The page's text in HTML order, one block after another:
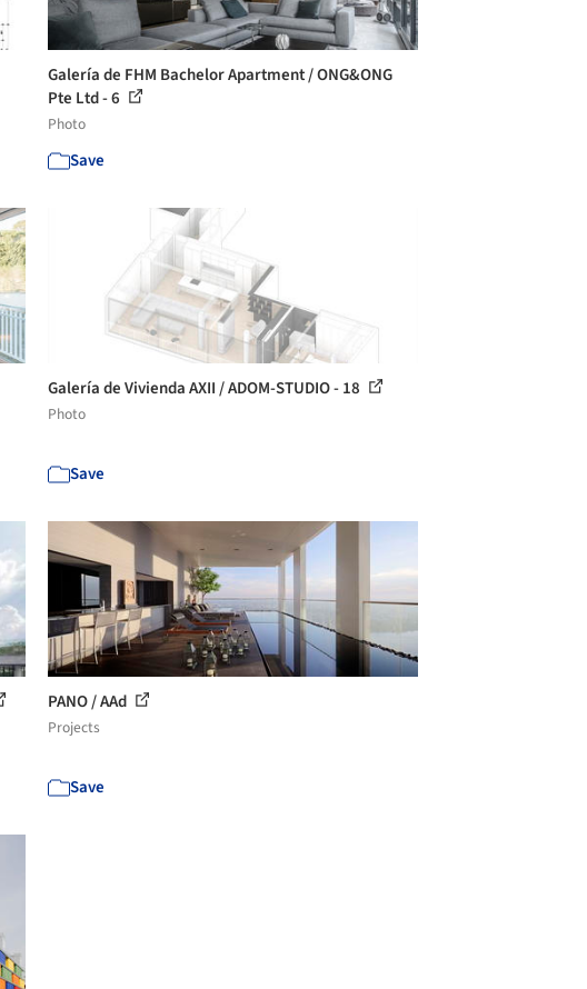
Galería de FHM Bachelor Apartment / ONG&ONG
Pte Ltd - 6
Photo
Save
Galería de Vivienda AXII / ADOM-STUDIO - 18
Photo
Save
PANO / AAd
Projects
Save